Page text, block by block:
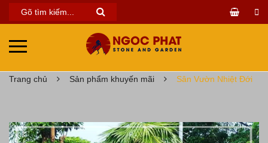
Trang chủ Sản phẩm khuyến mãi Sân Vườn Nhiệt Đới